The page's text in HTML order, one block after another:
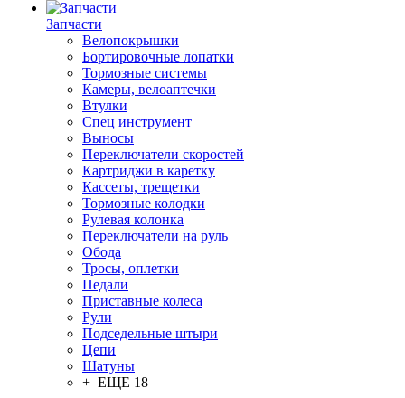
Запчасти
Велопокрышки
Бортировочные лопатки
Тормозные системы
Камеры, велоаптечки
Втулки
Спец инструмент
Выносы
Переключатели скоростей
Картриджи в каретку
Кассеты, трещетки
Тормозные колодки
Рулевая колонка
Переключатели на руль
Обода
Тросы, оплетки
Педали
Приставные колеса
Рули
Подседельные штыри
Цепи
Шатуны
+ ЕЩЕ 18